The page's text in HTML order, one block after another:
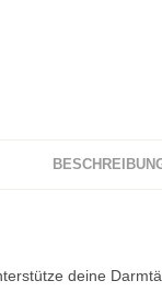
deine